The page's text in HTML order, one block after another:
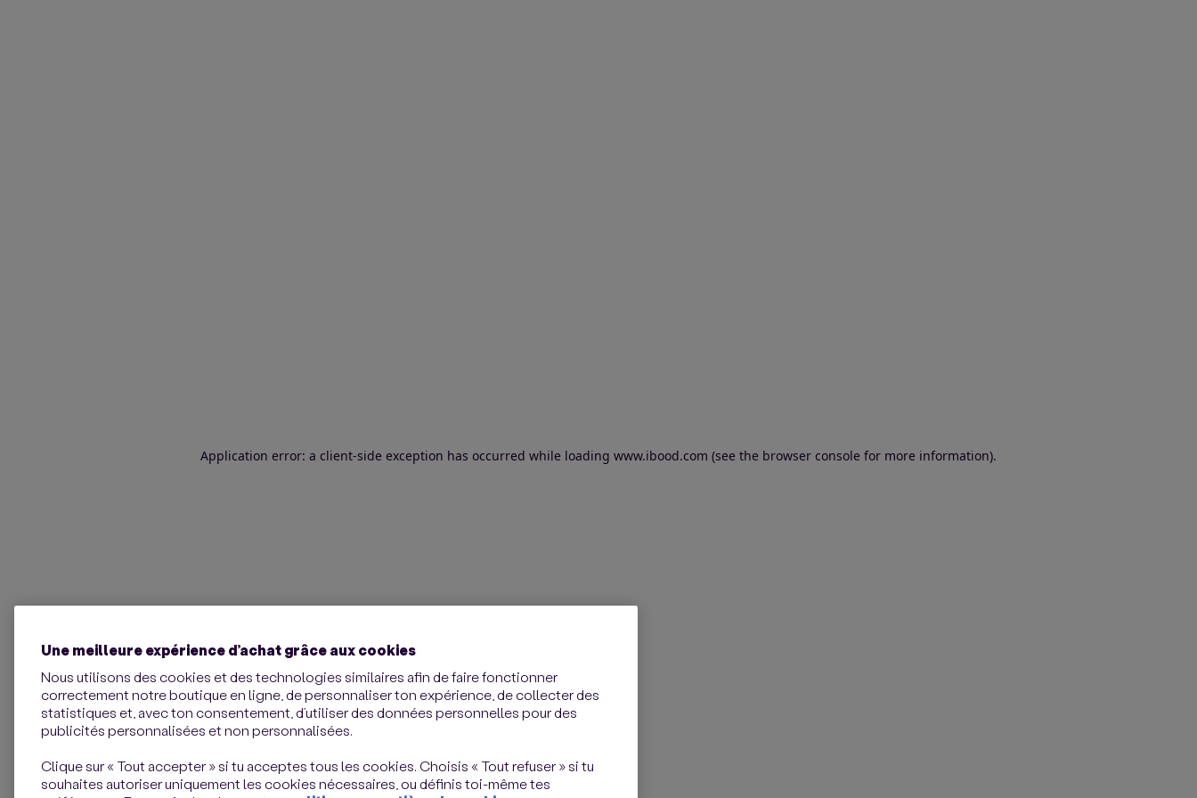
Application error: a client-side exception has occurred while loading www.ibood.com (see the browser console for more information).
Une meilleure expérience d’achat grâce aux cookies
Nous utilisons des cookies et des technologies similaires afin de faire fonctionner
correctement notre boutique en ligne, de personnaliser ton expérience, de collecter des
statistiques et, avec ton consentement, d’utiliser des données personnelles pour des
publicités personnalisées et non personnalisées.
Clique sur « Tout accepter » si tu acceptes tous les cookies. Choisis « Tout refuser » si tu
souhaites autoriser uniquement les cookies nécessaires, ou définis toi-même tes